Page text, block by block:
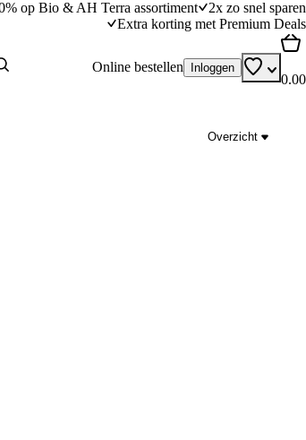
op Bio & AH Terra assortiment
2x zo snel sparen
Extra korting met Premium Deals
Online bestellen Inloggen
0.00
Overzicht